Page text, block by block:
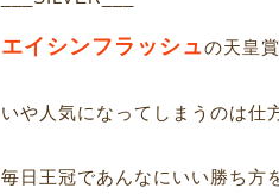
エイシンフラッシュの天皇
いや人気になってしまうのは仕
毎日王冠であんなにいい勝ち方